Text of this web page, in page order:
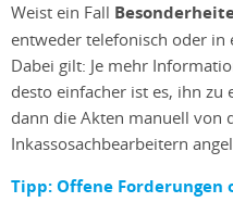
Weist ein Fall
entweder telefonisch oder in
Dabei gilt: Je mehr
desto einfacher ist es, ihn zu
dann die Akten manuell von
Inkassosachbearbeitern
Tipp: Offene